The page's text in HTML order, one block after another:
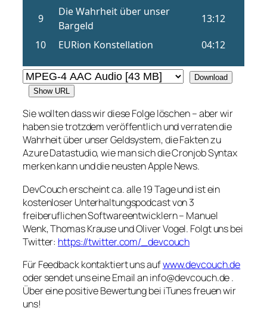
Download
Show URL
Sie wollten dass wir diese Folge löschen – aber wir
haben sie trotzdem veröffentlich und verraten die
Wahrheit über unser Geldsystem, die Fakten zu
Azure Datastudio, wie man sich die Cronjob Syntax
merken kann und die neusten Apple News.
DevCouch erscheint ca. alle 19 Tage und ist ein
kostenloser Unterhaltungspodcast von 3
freiberuflichen Softwareentwicklern – Manuel
Wenk, Thomas Krause und Oliver Vogel. Folgt uns bei
Twitter: https://twitter.com/_devcouch
Für Feedback kontaktiert uns aufwww.devcouch.de
oder sendet uns eine Email an info@devcouch.de .
Über eine positive Bewertung bei iTunes freuen wir
uns!